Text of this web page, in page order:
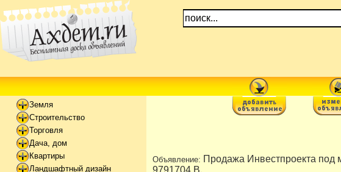
Земля
Строительство
Торговля
Дача, дом
Квартиры
Ландшафтный дизайн
Объявление: Продажа Инвестпроекта под
9791704 В.